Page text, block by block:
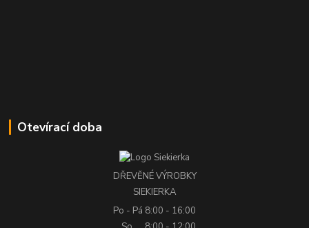
Otevírací doba
DŘEVĚNÉ VÝROBKY
SIEKIERKA
Po - Pá 8:00 - 16:00